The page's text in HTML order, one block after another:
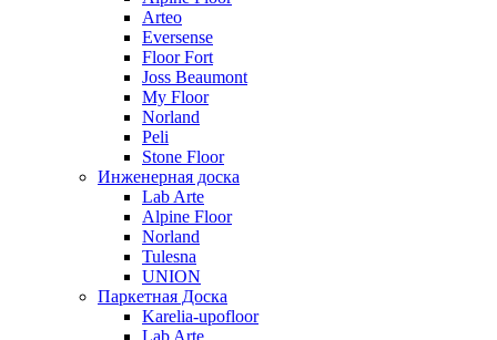
Arteo
Eversense
Floor Fort
Joss Beaumont
My Floor
Norland
Peli
Stone Floor
Инженерная доска
Lab Arte
Alpine Floor
Norland
Tulesna
UNION
Паркетная Доска
Karelia-upofloor
Lab Arte